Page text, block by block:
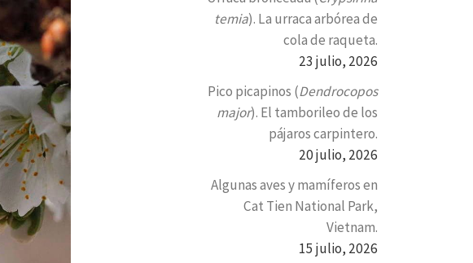
temia). La urraca arbórea de
cola de raqueta.
23 julio, 2026
Pico picapinos (Dendrocopos
major). El tamborileo de los
pájaros carpintero.
20 julio, 2026
Algunas aves y mamíferos en
Cat Tien National Park,
Vietnam.
15 julio, 2026